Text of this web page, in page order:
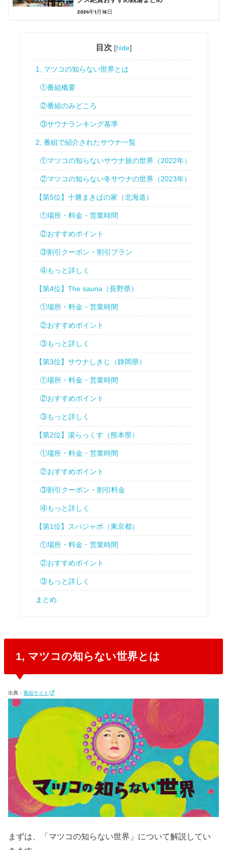
2024年1月18日
目次 [hide]
1, マツコの知らない世界とは
①番組概要
②番組のみどころ
③サウナランキング基準
2, 番組で紹介されたサウナ一覧
①マツコの知らないサウナ旅の世界（2022年）
②マツコの知らない冬サウナの世界（2023年）
【第5位】十勝まきばの家（北海道）
①場所・料金・営業時間
②おすすめポイント
③割引クーポン・割引プラン
④もっと詳しく
【第4位】The sauna（長野県）
①場所・料金・営業時間
②おすすめポイント
③もっと詳しく
【第3位】サウナしきじ（静岡県）
①場所・料金・営業時間
②おすすめポイント
③もっと詳しく
【第2位】湯らっくす（熊本県）
①場所・料金・営業時間
②おすすめポイント
③割引クーポン・割引料金
④もっと詳しく
【第1位】スパジャポ（東京都）
①場所・料金・営業時間
②おすすめポイント
③もっと詳しく
まとめ
1, マツコの知らない世界とは
出典：番組サイト
まずは、「マツコの知らない世界」について解説してい